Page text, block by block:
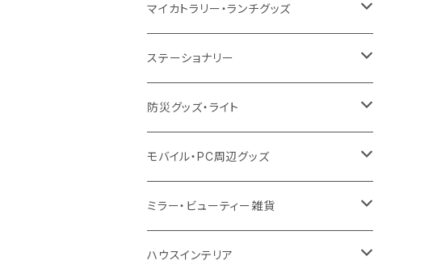
再生不織布
不織布
保冷
スウェット
保冷
不織布
傘
デニム・デニムライク
ポリエステル
不織布
保冷
EVA
防水
フェアトレードコットン
デニム・デニムライク
ポリエステル
リネン
アルミ
クリアボトル
カスタムデザインボトル
ステンレス2層タンブラー
プラスチック2層タンブラー
アルミタンブラー
バンブータンブラー
コーヒー配合タンブラー
カスタムデザインタンブラー
サーモ
ステンレス
バンブー
コーヒー配合
プラスチック
陶器
マイカトラリー・ランチグッズ
カトラリー
フードポット
コースター
ドリンク用品
保存容器
ステーショナリー
単色ボールペン
多機能ペン
ペンケース
メモ
防災グッズ・ライト
防災セット
ラジオ・スピーカー
ハンディライト
モバイル・PC周辺グッズ
チャージャー
充電器
ミラー・ビューティー雑貨
折りたたみ式ミラー
ハウスインテリア